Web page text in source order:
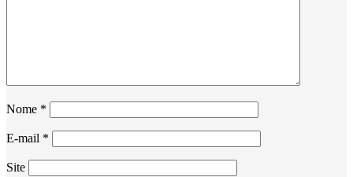
Nome *
E-mail *
Site